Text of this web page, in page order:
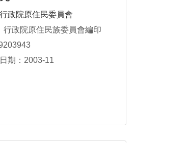
行政院原住民委員會
行政院原住民族委員會編印
期：2003-11